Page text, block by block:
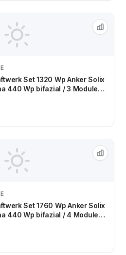
Angebot
Set 1320 Wp Anker Solix
440 Wp bifazial / 3 Module /
Angebot
Set 1760 Wp Anker Solix
440 Wp bifazial / 4 Module /